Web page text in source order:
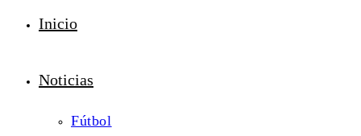
Inicio
Noticias
Fútbol